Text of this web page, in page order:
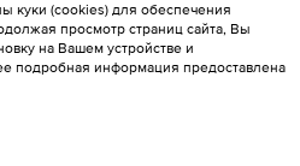
2026. Любое использование
только с согласия
куки (cookies) для обеспечения
просмотр страниц сайта, Вы
на Вашем устройстве и
подробная информация предоставлена